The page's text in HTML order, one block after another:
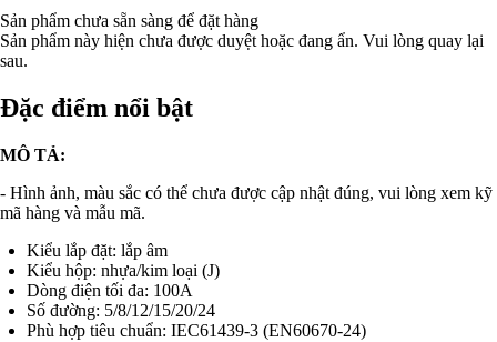
Sản phẩm chưa sẵn sàng để đặt hàng
Sản phẩm này hiện chưa được duyệt hoặc đang ẩn. Vui lòng quay lại
sau.
Đặc điểm nổi bật
MÔ TẢ:
- Hình ảnh, màu sắc có thể chưa được cập nhật đúng, vui lòng xem kỹ
mã hàng và mẫu mã.
Kiểu lắp đặt: lắp âm
Kiểu hộp: nhựa/kim loại (J)
Dòng điện tối đa: 100A
Số đường: 5/8/12/15/20/24
Phù hợp tiêu chuẩn: IEC61439-3 (EN60670-24)